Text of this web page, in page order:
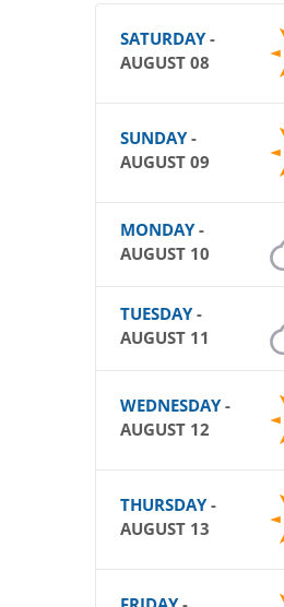
SATURDAY-
AUGUST 08
SUNDAY-
AUGUST 09
MONDAY-
AUGUST 10
TUESDAY-
AUGUST 11
WEDNESDAY-
AUGUST 12
THURSDAY-
AUGUST 13